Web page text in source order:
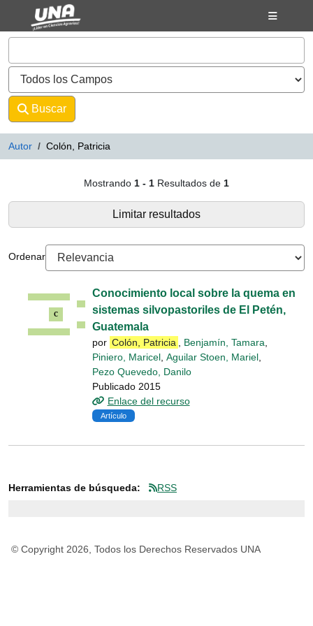
Mostrando1 - 1Resultados de
Saltar al contenido
VuFind
Buscar
Autor Colón, Patricia
Mostrando 1 - 1 Resultados de 1
Limitar resultados
Ordenar
Conocimiento local sobre la quema en
sistemas silvopastoriles de El Petén,
Guatemala
por Colón, Patricia Benjamín, Tamara
Piniero, Maricel Aguilar Stoen, Mariel
Pezo Quevedo, Danilo
Publicado 2015
Enlace del recurso
Artículo
Herramientas de búsqueda: RSS
© Copyright 2026, Todos los Derechos Reservados UNA